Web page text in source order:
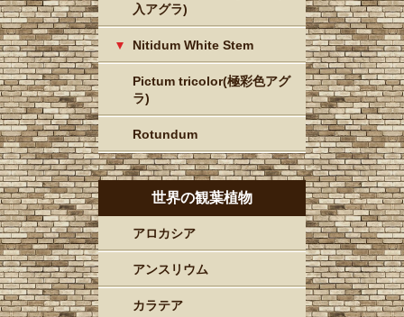
入アグラ)
Nitidum White Stem
Pictum tricolor(極彩色アグ
ラ)
Rotundum
世界の観葉植物
アロカシア
アンスリウム
カラテア